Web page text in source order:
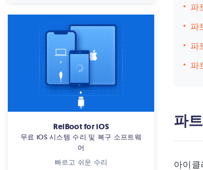
ReiBoot for iOS
무료 iOS 시스템 수리 및 복구 소프트웨
어
빠르고 쉬운 수리
파
파
파
파
파
아이